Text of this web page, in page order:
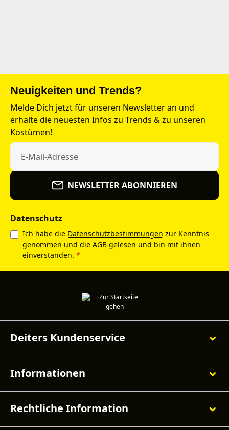
Neuigkeiten und Trends?
Melde Dich jetzt für unseren Newsletter an und
erhalte die neuesten Infos zu Trends & zu unseren
Kostümen!
NEWSLETTER ABONNIEREN
Datenschutz
Ich habe die Datenschutzbestimmungen zur Kenntnis
genommen und die AGB gelesen und bin mit ihnen
einverstanden. *
Deiters Kundenservice
Informationen
Rechtliche Information